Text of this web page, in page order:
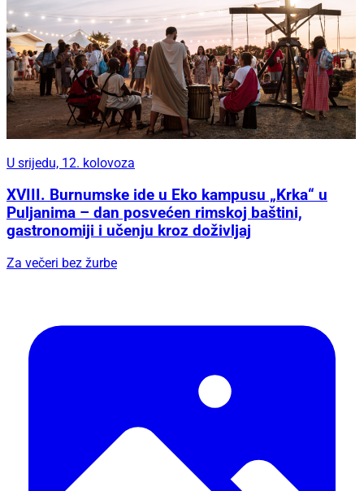
U srijedu, 12. kolovoza
XVIII. Burnumske ide u Eko kampusu „Krka“ u
Puljanima – dan posvećen rimskoj baštini,
gastronomiji i učenju kroz doživljaj
Za večeri bez žurbe